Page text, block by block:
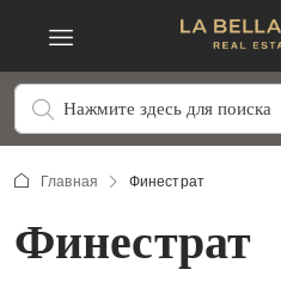
Главная Финестрат
Финестрат